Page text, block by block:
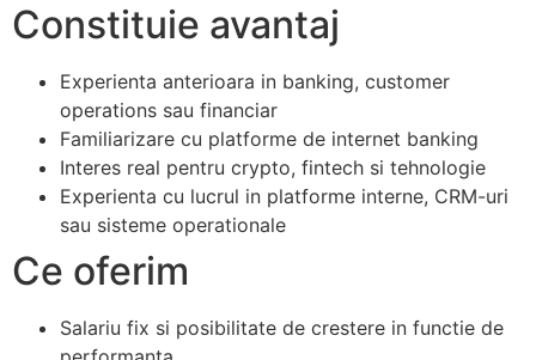
Constituie avantaj
Experienta anterioara in banking, customer
operations sau financiar
Familiarizare cu platforme de internet banking
Interes real pentru crypto, fintech si tehnologie
Experienta cu lucrul in platforme interne, CRM-uri
sau sisteme operationale
Ce oferim
Salariu fix si posibilitate de crestere in functie de